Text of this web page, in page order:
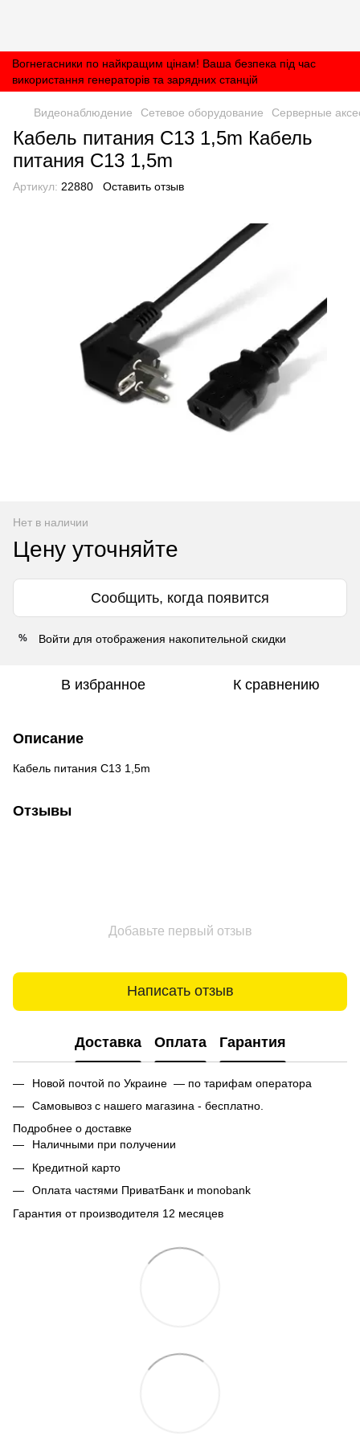
Вогнегасники по найкращим цінам! Ваша безпека під час
використання генераторів та зарядних станцій
Видеонаблюдение Сетевое оборудование Серверные
Кабель питания С13 1,5m Кабель
питания С13 1,5m
Артикул: 22880 Оставить отзыв
Нет в наличии
Цену уточняйте
Сообщить, когда появится
% Войти для отображения накопительной скидки
В избранное К сравнению
Описание
Кабель питания С13 1,5m
Отзывы
Добавьте первый отзыв
Написать отзыв
Доставка Оплата Гарантия
Новой почтой по Украине — по тарифам оператора
Самовывоз с нашего магазина - бесплатно.
Подробнее о доставке
Наличными при получении
Кредитной карто
Оплата частями ПриватБанк и monobank
Гарантия от производителя 12 месяцев